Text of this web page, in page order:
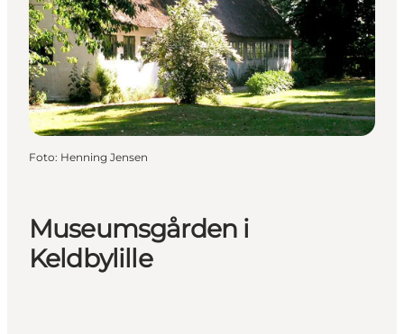
Spis
Overnat
Planlæg din tur
Museumsgården i
Keldbylille
Foto: Henning Jensen